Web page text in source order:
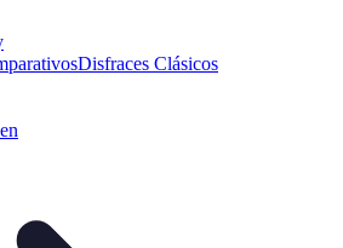
Disfraces Clásicos